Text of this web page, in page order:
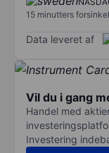
15 minutters
Data leveret af
Vil du i gang
Handel med
Investering